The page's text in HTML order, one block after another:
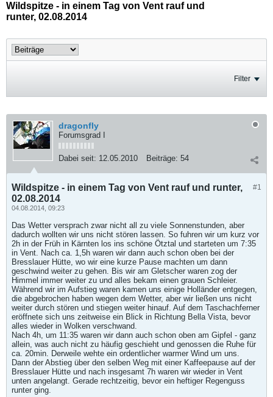
Wildspitze - in einem Tag von Vent rauf und
runter, 02.08.2014
Filter
dragonfly
Forumsgrad I
Dabei seit: 12.05.2010 Beiträge: 54
#1
Wildspitze - in einem Tag von Vent rauf und runter,
02.08.2014
04.08.2014, 09:23
Das Wetter versprach zwar nicht all zu viele Sonnenstunden, aber
dadurch wollten wir uns nicht stören lassen. So fuhren wir um kurz vor
2h in der Früh in Kärnten los ins schöne Ötztal und starteten um 7:35
in Vent. Nach ca. 1,5h waren wir dann auch schon oben bei der
Bresslauer Hütte, wo wir eine kurze Pause machten um dann
geschwind weiter zu gehen. Bis wir am Gletscher waren zog der
Himmel immer weiter zu und alles bekam einen grauen Schleier.
Während wir im Aufstieg waren kamen uns einige Holländer entgegen,
die abgebrochen haben wegen dem Wetter, aber wir ließen uns nicht
weiter durch stören und stiegen weiter hinauf. Auf dem Taschachferner
eröffnete sich uns zeitweise ein Blick in Richtung Bella Vista, bevor
alles wieder in Wolken verschwand.
Nach 4h, um 11:35 waren wir dann auch schon oben am Gipfel - ganz
allein, was auch nicht zu häufig geschieht und genossen die Ruhe für
ca. 20min. Derweile wehte ein ordentlicher warmer Wind um uns.
Dann der Abstieg über den selben Weg mit einer Kaffeepause auf der
Bresslauer Hütte und nach insgesamt 7h waren wir wieder in Vent
unten angelangt. Gerade rechtzeitig, bevor ein heftiger Regenguss
runter ging.